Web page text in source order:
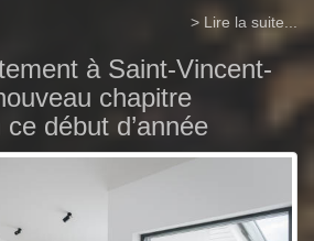
> Lire la suite...
à Saint-Vincent-
chapitre
début d’année